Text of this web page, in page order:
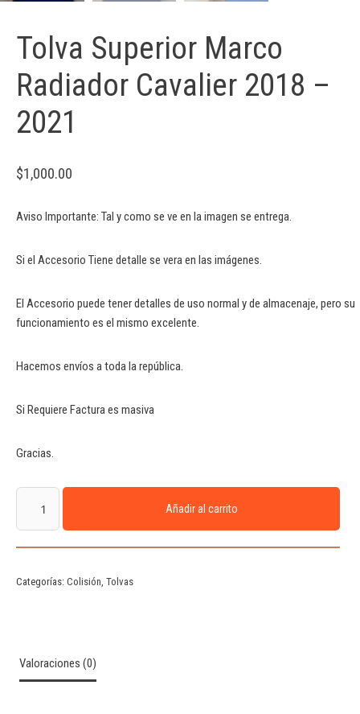
Tolva Superior Marco
Radiador Cavalier 2018 –
2021
$1,000.00
Aviso Importante: Tal y como se ve en la imagen se entrega.
Si el Accesorio Tiene detalle se vera en las imágenes.
El Accesorio puede tener detalles de uso normal y de almacenaje, pero su
funcionamiento es el mismo excelente.
Hacemos envíos a toda la república.
Si Requiere Factura es masiva
Gracias.
Añadir al carrito
Categorías: Colisión Tolvas
Valoraciones (0)